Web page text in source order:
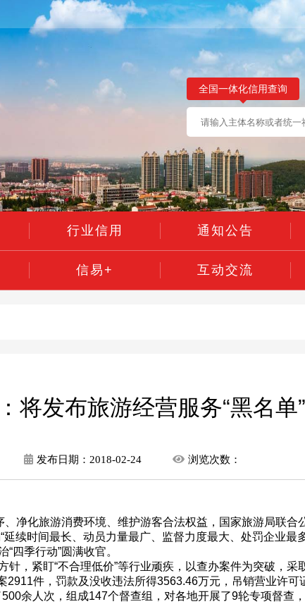
全国一体化信用查询
行业信用 通知公告
信易+ 互动交流
将发布旅游经营服务“黑名单”
发布日期： 2018-02-24 浏览次数：
化旅游消费环境、维护游客合法权益，国家旅游局联合
延续时间最长、动员力量最广、监督力度最大、处罚企业最
四季行动”圆满收官。
，紧盯“不合理低价”等行业顽疾，以查办案件为突破，采
件，罚款及没收违法所得3563.46万元，吊销营业许
余人次，组成147个督查组，对各地开展了9轮专项督查